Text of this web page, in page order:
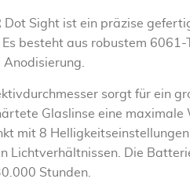
Dot Sight ist ein präzise
besteht aus robustem
sorgt für ein
Glaslinse eine
mit 8
Lichtverhältnissen. Die
Stunden.